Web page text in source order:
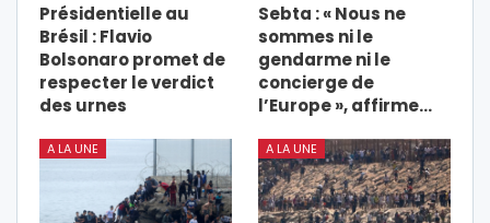
Présidentielle au
Brésil : Flavio
Bolsonaro promet de
respecter le verdict
des urnes
Sebta : « Nous ne
sommes ni le
gendarme ni le
concierge de
l’Europe », affirme…
A LA UNE A LA UNE